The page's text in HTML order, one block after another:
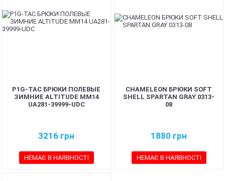
P1G-TAC БРЮКИ ПОЛЕВЫЕ
ЗИМНИЕ ALTITUDE MM14
UA281-39999-UDC
3216 грн
НЕМАЄ В НАЯВНОСТІ
CHAMELEON БРЮКИ SOFT
SHELL SPARTAN GRAY 0313-
08
1880 грн
НЕМАЄ В НАЯВНОСТІ